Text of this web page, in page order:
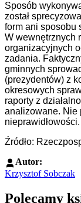
Sposób
został
form ani sposobu
W wewnętrznych
organizacyjnych
zadania.
gminnych
(prezydentów) z
okresowych
raporty z
analizowane. Nie
nieprawidłowości.
Źródło:
Autor:
Krzysztof Sobczak
Polecamy